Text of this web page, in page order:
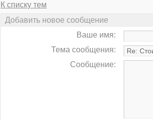
К списку тем
Добавить новое сообщение
Ваше имя:
Тема сообщения:
Сообщение: